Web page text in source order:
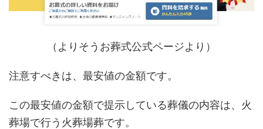
（よりそうお葬式公式ページより）
注意すべきは、最安値の金額です。
この最安値の金額で提示している葬儀の内容は、火
葬場で行う火葬場葬です。